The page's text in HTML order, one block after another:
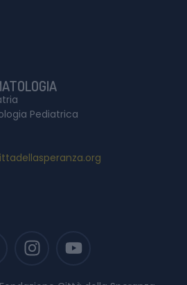
Pediatrica